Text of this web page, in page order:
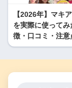
【2026年】マキ
を実際に使ってみ
徴・口コミ・注意